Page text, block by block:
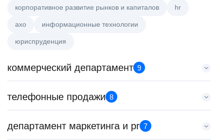
корпоративное развитие рынков и капиталов hr
axo информационные технологии
юриспруденция
коммерческий департамент 9
Старший аналитик клиентской эффективности
HeadHunter::Коммерческий департамент
з/п не указана
телефонные продажи 8
Менеджер по продажам крупному бизнесу
HeadHunter::Телефонные продажи
департамент маркетинга и pr 7